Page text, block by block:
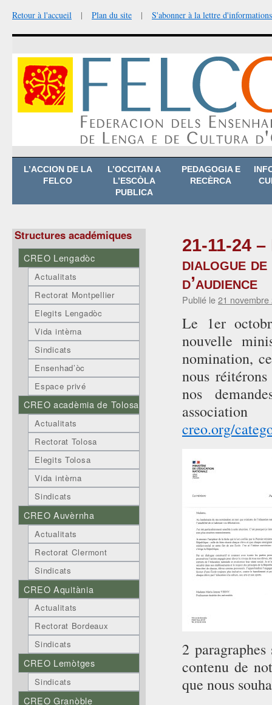
Retour à l'accueil | Plan du site | S'abonner à la lettre d'informations
AllerL’ACCION DE LA
FELCO
L’OCCITAN A
L’ESCÒLA
PUBLICA
PEDAGOGIA E
RECÈRCA
21-11-24 –
dialogue
d’audience
Publié le21 novembre
Le 1er
nouvelle
nomination,
nous
nos
creo.org/
2
contenu de
que nous
Structures académiques
CREO Lengadòc
Actualitats
Rectorat Montpellier
Elegits Lengadòc
Vida intèrna
Sindicats
Ensenhad’òc
Espace privé
CREO acadèmia de Tolosa
Actualitats
Rectorat Tolosa
Elegits Tolosa
Vida intèrna
Sindicats
CREO Auvèrnha
Actualitats
Rectorat Clermont
Sindicats
CREO Aquitània
Actualitats
Rectorat Bordeaux
Sindicats
CREO Lemòtges
Sindicats
CREO Granòble